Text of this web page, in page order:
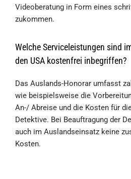
Videoberatung in Form eines
zukommen.
Welche Serviceleistungen sind
den USA kostenfrei inbegriffen?
Das Auslands-Honorar umfasst
wie beispielsweise die
An-/ Abreise und die Kosten für
Detektive. Bei Beauftragung der
auch im Auslandseinsatz keine
Kosten.